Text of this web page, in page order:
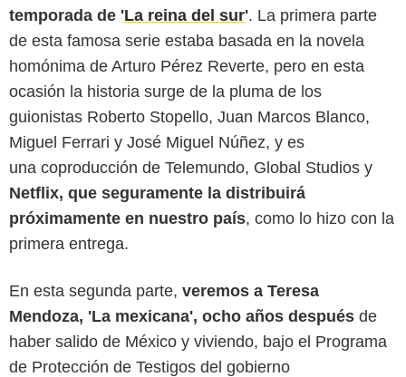
temporada de 'La reina del sur'. La primera parte
de esta famosa serie estaba basada en la novela
homónima de Arturo Pérez Reverte, pero en esta
ocasión la historia surge de la pluma de los
guionistas Roberto Stopello, Juan Marcos Blanco,
Miguel Ferrari y José Miguel Núñez, y es
una coproducción de Telemundo, Global Studios y
Netflix, que seguramente la distribuirá
próximamente en nuestro país, como lo hizo con la
primera entrega.
En esta segunda parte, veremos a Teresa
Mendoza, 'La mexicana', ocho años después de
haber salido de México y viviendo, bajo el Programa
de Protección de Testigos del gobierno